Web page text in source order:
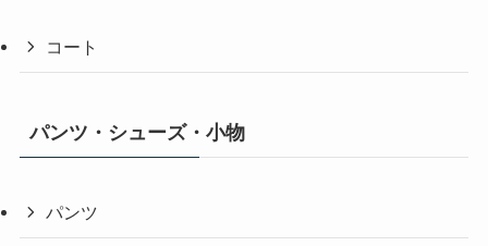
コート
パンツ・シューズ・小物
パンツ